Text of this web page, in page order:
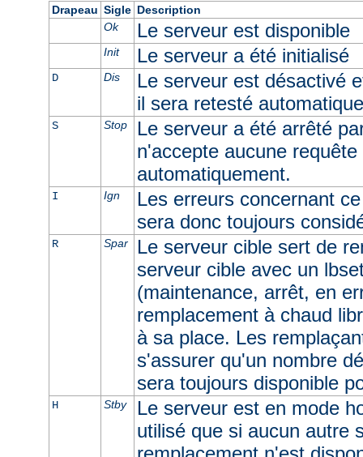
Drapeau Sigle Description
Ok
Le serveur est disponible
Init Le serveur a été initialisé
D Dis
Le serveur est désactivé
il sera retesté
S Stop
Le serveur a été arrêté
n'accepte aucune
automatiquement.
I Ign
Les erreurs concernant
sera donc toujours
R Spar
Le serveur cible sert de
serveur cible avec un
(maintenance, arrêt, en
remplacement à chaud
à sa place. Les
s'assurer qu'un nombre
sera toujours disponible
H Stby
Le serveur est en mode
utilisé que si aucun autre